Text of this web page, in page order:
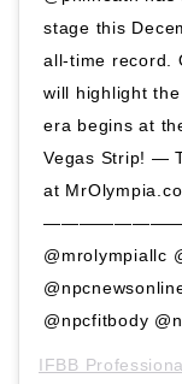
stage this
all-time record.
will highlight
era begins at
Vegas Strip! —
at
@mrolympiallc
@npcfitbody
IFBB